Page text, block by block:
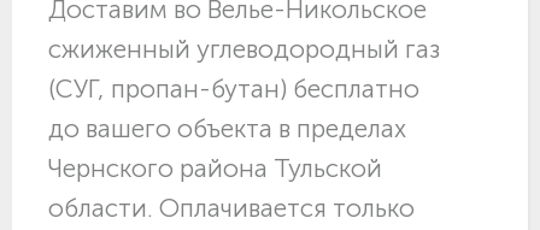
Доставим во Велье-Никольское
сжиженный углеводородный газ
(СУГ, пропан-бутан) бесплатно
до вашего объекта в пределах
Чернского района Тульской
области. Оплачивается только